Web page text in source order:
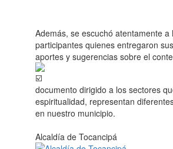
Además, se escuchó atentamente a
participantes quienes entregaron
aportes y sugerencias sobre el
documento dirigido a los sectores
espiritualidad, representan
en nuestro municipio.
Alcaldía de Tocancipá